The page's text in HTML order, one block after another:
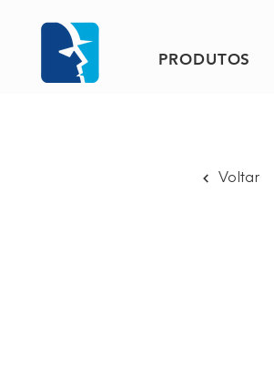
PRODUTOS
Voltar